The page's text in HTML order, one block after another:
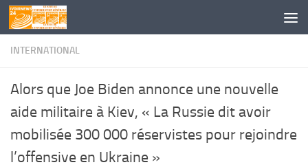
Skip to content
INTERNATIONAL
Alors que Joe Biden annonce une nouvelle
aide militaire à Kiev, « La Russie dit avoir
mobilisée 300 000 réservistes pour rejoindre
l’offensive en Ukraine »